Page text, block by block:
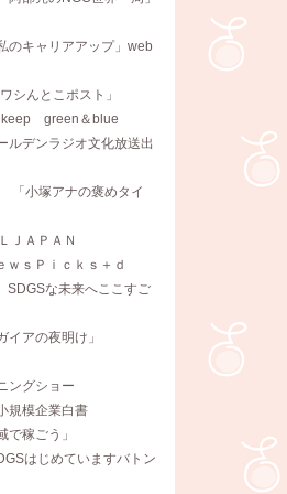
のキャリアアップ」web
シんとこポスト」
keep green＆blue
ルデンラジオ文化放送出
「小塚アナの褒めタイ
ＪＡＰＡＮ
ｗｓＰｉｃｋｓ＋ｄ
SDGSな未来へここすご
イアの夜明け」
ングショー
規模企業白書
で稼ごう」
はじめていますバトン